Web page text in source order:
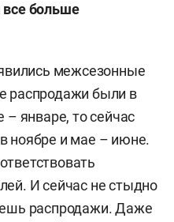
все больше
межсезонные
распродажи были в
– январе, то сейчас
ноябре и мае – июне.
И сейчас не стыдно
распродажи. Даже